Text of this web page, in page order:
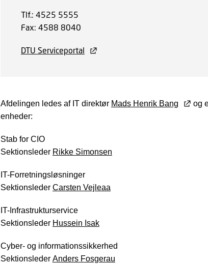
Tlf.: 4525 5555
Fax: 4588 8040
DTU Serviceportal
Afdelingen ledes af IT direktør Mads Henrik Bang
og
enheder:
Stab for CIO
Sektionsleder Rikke Simonsen
IT-Forretningsløsninger
Sektionsleder Carsten Vejleaa
IT-Infrastrukturservice
Sektionsleder Hussein Isak
Cyber- og informationssikkerhed
Sektionsleder Anders Fosgerau